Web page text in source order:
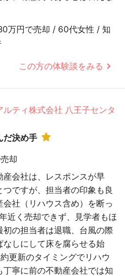
万円で売却 / 60代女性 / 知
この方の体験談をみる
ルティ株式会社 八王子センタ
だ決め手
却
会社は、レスポンスが早
つですが、担当者の印象も良
社（リハウス含め）を断っ
近く売却できず、見学者もほ
の担当者は退職、台風の際
しにして床を腐らせる始
更新のタイミングでリハウ
丁寧に前の不動産会社では知